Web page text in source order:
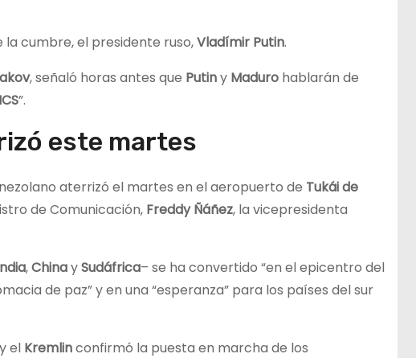
cumbre, el presidente ruso,Vladímir Putin.
, señaló horas antes que Putiny Maduro hablarán de
”.
este martes
aterrizó el martes en el aeropuerto de Tukái de
de Comunicación, Freddy Ñáñez, la vicepresidenta
,ChinaySudáfrica– se ha convertido “en el epicentro del
de paz” y en una “esperanza” para los países del sur
y el Kremlinconfirmó la puesta en marcha de los